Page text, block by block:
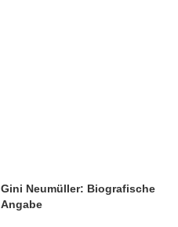
Gini Neumüller: Biografische
Angabe